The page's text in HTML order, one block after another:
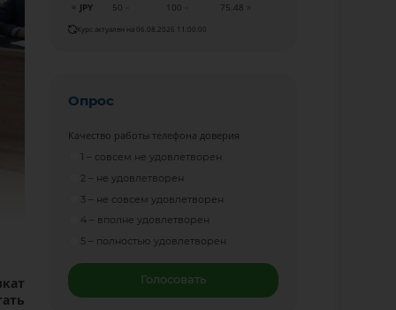
JPY
50 100 75.48
Курс актуален на 06.08.2026 11:00:00
Опрос
Качество работы телефона доверия
1 – совсем не удовлетворен
2 – не удовлетворен
3 – не совсем удовлетворен
4 – вполне удовлетворен
5 – полностью удовлетворен
Голосовать